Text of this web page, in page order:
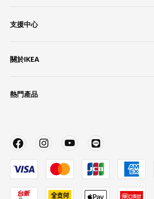
支援中心
關於IKEA
熱門產品